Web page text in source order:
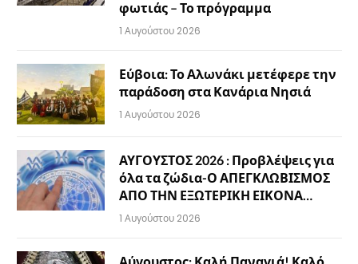
φωτιάς – Το πρόγραμμα
1 Αυγούστου 2026
Εύβοια: Το Αλωνάκι μετέφερε την
παράδοση στα Κανάρια Νησιά
1 Αυγούστου 2026
ΑΥΓΟΥΣΤΟΣ 2026 : Προβλέψεις για
όλα τα ζώδια-Ο ΑΠΕΓΚΛΩΒΙΣΜΟΣ
ΑΠΟ ΤΗΝ ΕΞΩΤΕΡΙΚΗ ΕΙΚΟΝΑ…
1 Αυγούστου 2026
Αύγουστος: Καλή Παναγιά! Καλό